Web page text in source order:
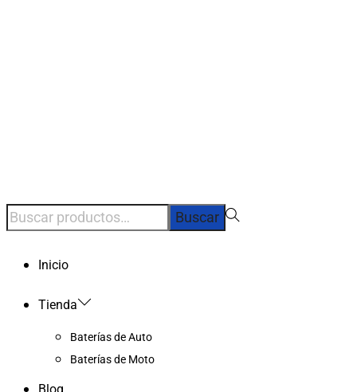
Búsqueda
para:>
Buscar
Inicio
Tienda
Baterías de Auto
Baterías de Moto